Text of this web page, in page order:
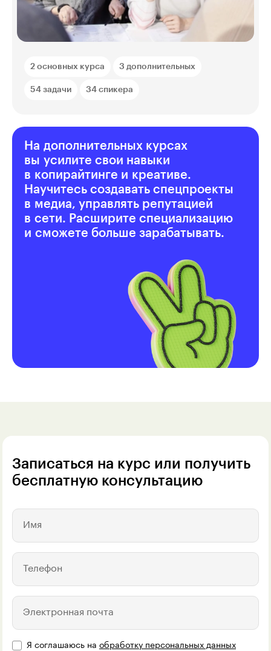
2 основных курса 3 дополнительных
54 задачи 34 спикера
На дополнительных курсах
вы усилите свои навыки
в копирайтинге и креативе.
Научитесь создавать спецпроекты
в медиа, управлять репутацией
в сети. Расширите специализацию
и сможете больше зарабатывать.
Записаться на курс или получить
бесплатную консультацию
Имя
Телефон
Электронная почта
Я соглашаюсь на обработку персональных данных